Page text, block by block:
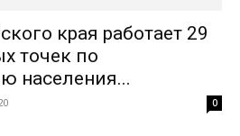
края работает 29
точек по
населения...
0